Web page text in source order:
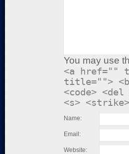
You may use
<a href=""
title="">
<code>
<s>
Name:
Email:
Website: